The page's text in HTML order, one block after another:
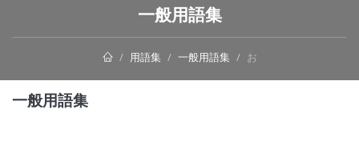
一般用語集
用語集 一般用語集 お
一般用語集